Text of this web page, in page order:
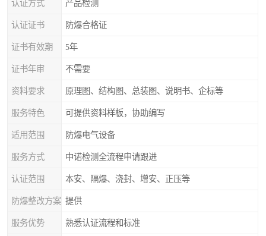
认证方式 产品检测
认证证书 防爆合格证
证书有效期 5年
证书年审 不需要
资料要求 原理图、结构图、总装图、说明书、企标等
服务特色 可提供资料样板，协助编写
适用范围 防爆电气设备
服务方式 中诺检测全流程申请跟进
认证范围 本安、隔爆、浇封、增安、正压等
防爆整改方案 提供
服务优势 熟悉认证流程和标准